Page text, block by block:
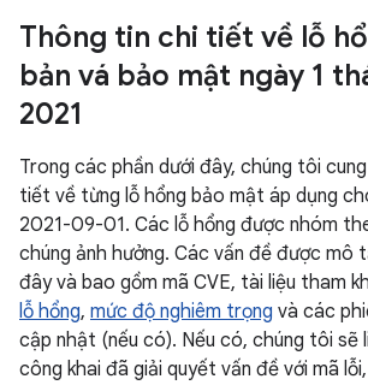
Thông tin chi tiết về lỗ
bản vá bảo mật ngày 1
2021
Trong các phần dưới đây, chúng tôi
tiết về từng lỗ hổng bảo mật áp dụng
2021-09-01. Các lỗ hổng được nhóm
chúng ảnh hưởng. Các vấn đề được mô
đây và bao gồm mã CVE, tài liệu tham
lỗ hổng, mức độ nghiêm trọng và các
cập nhật (nếu có). Nếu có, chúng tôi sẽ
công khai đã giải quyết vấn đề với mã